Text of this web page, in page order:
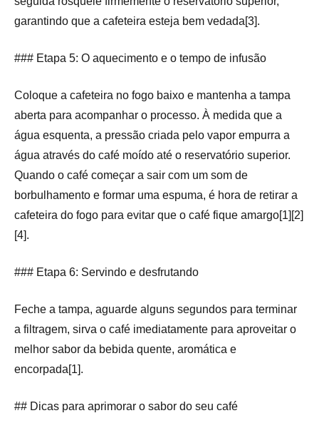
garantindo que a cafeteira esteja bem vedada[3].
### Etapa 5: O aquecimento e o tempo de infusão
Coloque a cafeteira no fogo baixo e mantenha a tampa
aberta para acompanhar o processo. À medida que a
água esquenta, a pressão criada pelo vapor empurra a
água através do café moído até o reservatório superior.
Quando o café começar a sair com um som de
borbulhamento e formar uma espuma, é hora de retirar a
cafeteira do fogo para evitar que o café fique amargo[1][2]
[4].
### Etapa 6: Servindo e desfrutando
Feche a tampa, aguarde alguns segundos para terminar
a filtragem, sirva o café imediatamente para aproveitar o
melhor sabor da bebida quente, aromática e
encorpada[1].
## Dicas para aprimorar o sabor do seu café